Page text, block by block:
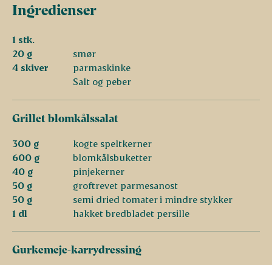
Ingredienser
1 stk.
20 g
smør
4 skiver
parmaskinke
Salt og peber
Grillet blomkålssalat
300 g
kogte speltkerner
600 g
blomkålsbuketter
40 g
pinjekerner
50 g
groftrevet parmesanost
50 g
semi dried tomater i mindre stykker
1 dl
hakket bredbladet persille
Gurkemeje-karrydressing